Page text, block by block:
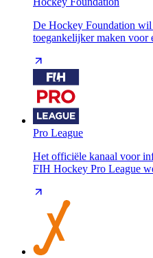
De Hockey Foundation wil
toegankelijker maken voor
Pro League
Het officiële kanaal voor
FIH Hockey Pro League